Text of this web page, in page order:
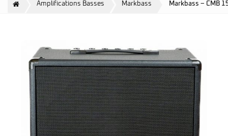
Amplifications Basses Markbass Markbass – CMB